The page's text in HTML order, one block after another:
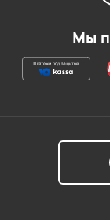
Ваша оценка:
Мы